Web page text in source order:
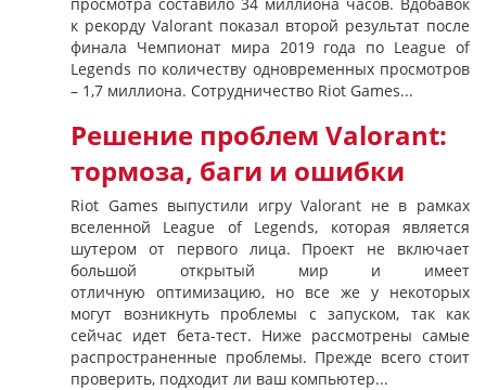
к рекорду Valorant показал второй результат после
финала Чемпионат мира 2019 года по League of
Legends по количеству одновременных просмотров
– 1,7 миллиона. Сотрудничество Riot Games...
Решение проблем Valorant:
тормоза, баги и ошибки
Riot Games выпустили игру Valorant не в рамках
вселенной League of Legends, которая является
шутером от первого лица. Проект не включает
большой открытый мир и имеет
отличную оптимизацию, но все же у некоторых
могут возникнуть проблемы с запуском, так как
сейчас идет бета-тест. Ниже рассмотрены самые
распространенные проблемы. Прежде всего стоит
проверить, подходит ли ваш компьютер...